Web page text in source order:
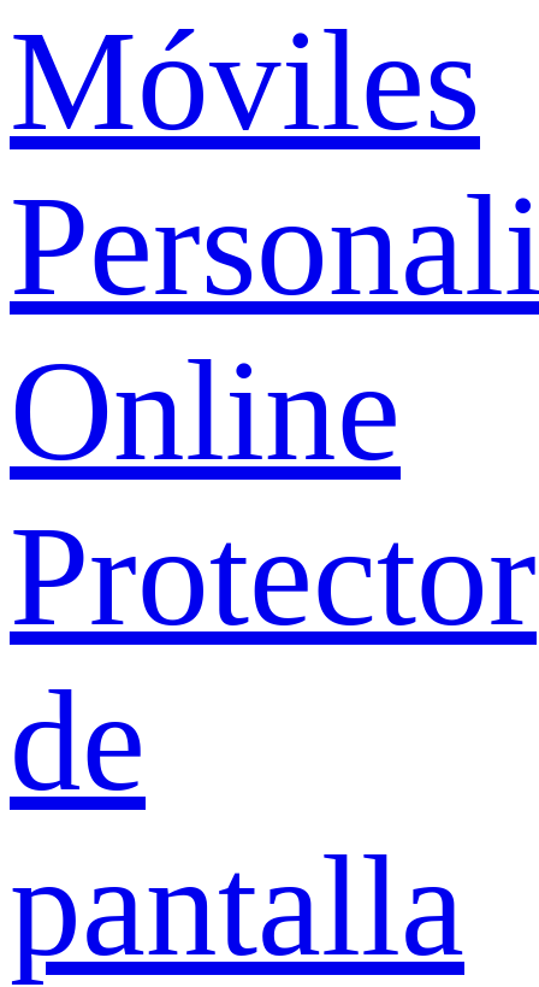
Móviles
Online
Protector
de
pantalla